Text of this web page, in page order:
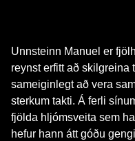
Unnsteinn Manuel er
reynst erfitt að skilgreina
sameiginlegt að vera
sterkum takti. Á ferli
fjölda hljómsveita sem
hefur hann átt góðu